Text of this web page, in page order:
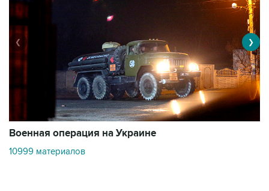
Военная операция на Украине
10999 материалов
❮ ❯